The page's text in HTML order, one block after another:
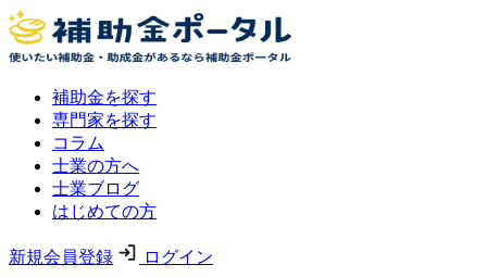
補助金を探す
専門家を探す
コラム
士業の方へ
士業ブログ
はじめての方
新規会員登録 ログイン